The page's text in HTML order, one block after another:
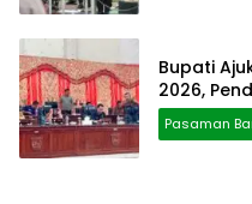
Bupati
2026,
Pasaman